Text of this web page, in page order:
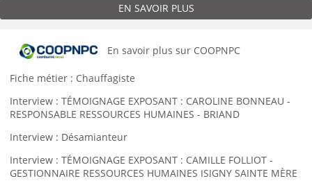
EN SAVOIR PLUS
En savoir plus sur COOPNPC
Fiche métier : Chauffagiste
Interview : TÉMOIGNAGE EXPOSANT : CAROLINE BONNEAU -
RESPONSABLE RESSOURCES HUMAINES - BRIAND
Interview : Désamianteur
Interview : TÉMOIGNAGE EXPOSANT : CAMILLE FOLLIOT -
GESTIONNAIRE RESSOURCES HUMAINES ISIGNY SAINTE MÈRE